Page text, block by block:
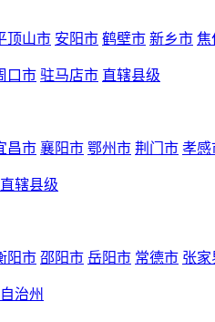
顶山市 安阳市 鹤壁市 新乡市 焦
口市 驻马店市 直辖县级
昌市 襄阳市 鄂州市 荆门市 孝感
直辖县级
阳市 邵阳市 岳阳市 常德市 张家
治州